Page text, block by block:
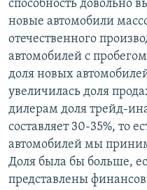
способность довольно
новые автомобили
отечественного
автомобилей с
доля новых
увеличилась доля
дилерам доля трейд-
составляет 30-35%, то
автомобилей мы
Доля была бы больше,
представлены